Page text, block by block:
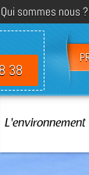
Qui sommes nous ?
38
L'environnement